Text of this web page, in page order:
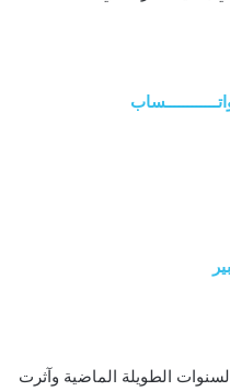
الطويلة الماضية وآثرت